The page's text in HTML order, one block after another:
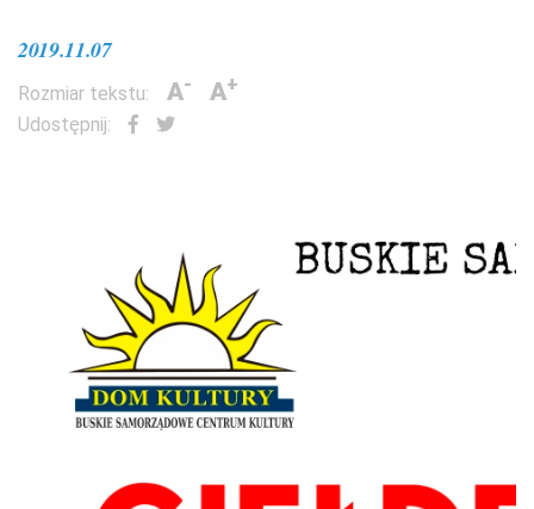
2019.11.07
Rozmiar tekstu: A- A+
Udostępnij: